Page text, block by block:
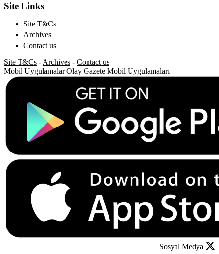
Site Links
Site T&Cs
Archives
Contact us
Site T&Cs - Archives - Contact us
Mobil Uygulamalar Olay Gazete Mobil Uygulamaları
Sosyal Medya